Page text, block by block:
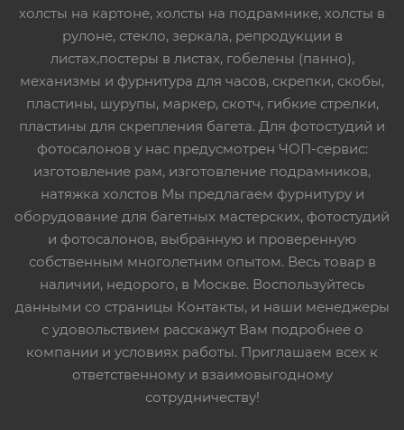
холсты на картоне, холсты на подрамнике, холсты в
рулоне, стекло, зеркала, репродукции в
листах,постеры в листах, гобелены (панно),
механизмы и фурнитура для часов, скрепки, скобы,
пластины, шурупы, маркер, скотч, гибкие стрелки,
пластины для скрепления багета. Для фотостудий и
фотосалонов у нас предусмотрен ЧОП-сервис:
изготовление рам, изготовление подрамников,
натяжка холстов Мы предлагаем фурнитуру и
оборудование для багетных мастерских, фотостудий
и фотосалонов, выбранную и проверенную
собственным многолетним опытом. Весь товар в
наличии, недорого, в Москве. Воспользуйтесь
данными со страницы Контакты, и наши менеджеры
с удовольствием расскажут Вам подробнее о
компании и условиях работы. Приглашаем всех к
ответственному и взаимовыгодному
сотрудничеству!